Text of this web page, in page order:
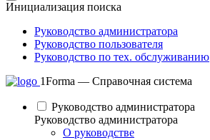
Инициализация поиска
Руководство администратора
Руководство пользователя
Руководство по тех. обслуживанию
1Forma — Справочная система
Руководство администратора
Руководство администратора
О руководстве